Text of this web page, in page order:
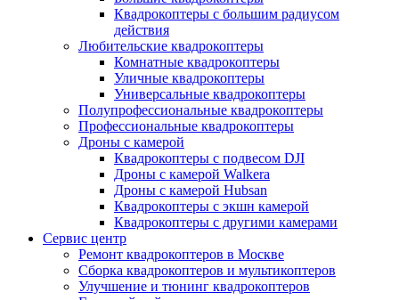
Квадрокоптеры с большим радиусом
действия
Любительские квадрокоптеры
Комнатные квадрокоптеры
Уличные квадрокоптеры
Универсальные квадрокоптеры
Полупрофессиональные квадрокоптеры
Профессиональные квадрокоптеры
Дроны с камерой
Квадрокоптеры с подвесом DJI
Дроны с камерой Walkera
Дроны с камерой Hubsan
Квадрокоптеры с экшн камерой
Квадрокоптеры с другими камерами
Сервис центр
Ремонт квадрокоптеров в Москве
Сборка квадрокоптеров и мультикоптеров
Улучшение и тюнинг квадрокоптеров